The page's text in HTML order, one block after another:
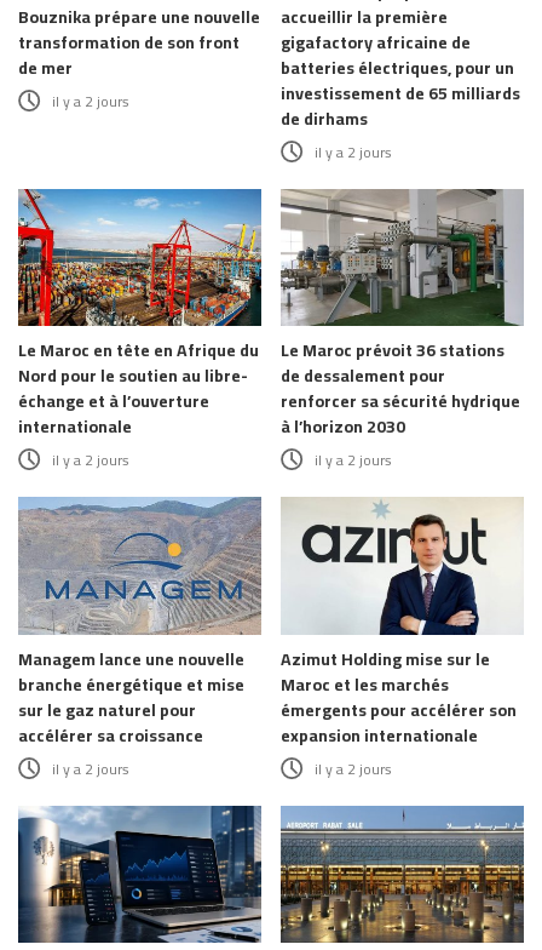
Bouznika prépare une nouvelle
transformation de son front
de mer
il y a 2 jours
accueillir la première
gigafactory africaine de
batteries électriques, pour un
investissement de 65 milliards
de dirhams
il y a 2 jours
Le Maroc en tête en Afrique du
Nord pour le soutien au libre-
échange et à l’ouverture
internationale
il y a 2 jours
Le Maroc prévoit 36 stations
de dessalement pour
renforcer sa sécurité hydrique
à l’horizon 2030
il y a 2 jours
Managem lance une nouvelle
branche énergétique et mise
sur le gaz naturel pour
accélérer sa croissance
il y a 2 jours
Azimut Holding mise sur le
Maroc et les marchés
émergents pour accélérer son
expansion internationale
il y a 2 jours